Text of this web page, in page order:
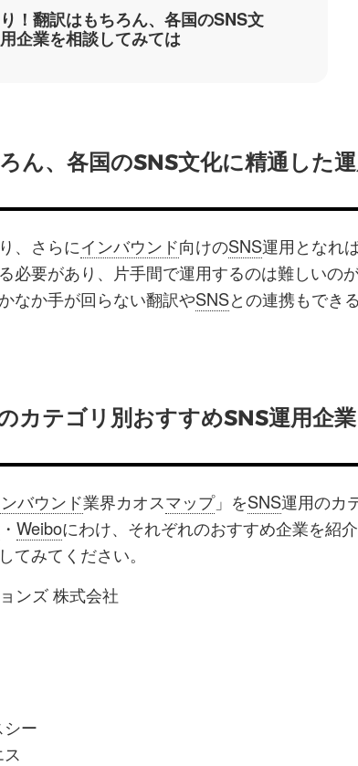
！翻訳はもちろん、各国のSNS文
企業を相談してみては
ん、各国のSNS文化に精通した運
、さらにインバウンド向けのSNS運用となれ
必要があり、片手間で運用するのは難しいの
なか手が回らない翻訳やSNSとの連携もでき
テゴリ別おすすめSNS運用企
バウンド業界カオスマップ」をSNS運用のカ
・ Weiboにわけ、それぞれのおすすめ企業を紹
みてください。
ンズ 株式会社
ー